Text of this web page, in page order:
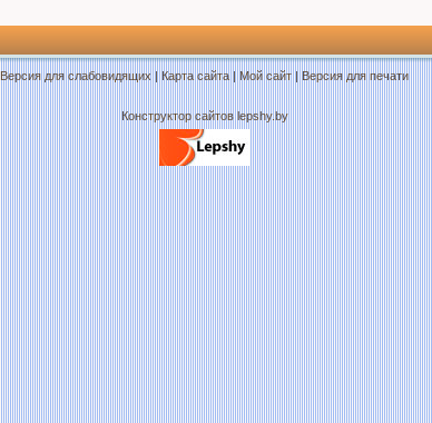
Версия для слабовидящих | Карта сайта | Мой сайт | Версия для печати
Конструктор сайтов lepshy.by